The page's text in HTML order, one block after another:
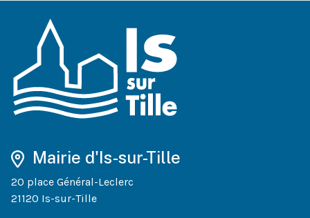
Mairie d'Is-sur-Tille
20 place Général-Leclerc
21120 Is-sur-Tille